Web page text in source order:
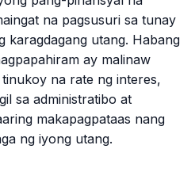
na pagsusuri sa tunay
karagdagang utang. Habang
ay malinaw
na rate ng interes,
sa administratibo at
makapagpataas nang
ng iyong utang.